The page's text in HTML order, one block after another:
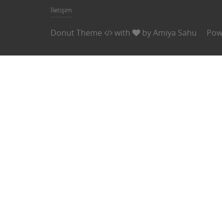
İletişim
Donut Theme with byAmiya Sahu